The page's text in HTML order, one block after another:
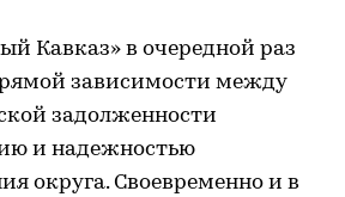
Кавказ» в очередной раз
зависимости между
задолженности
и надежностью
округа. Своевременно и в